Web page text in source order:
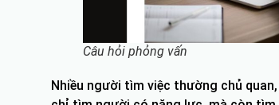
Câu hỏi phỏng vấn
Nhiều người tìm việc thường chủ